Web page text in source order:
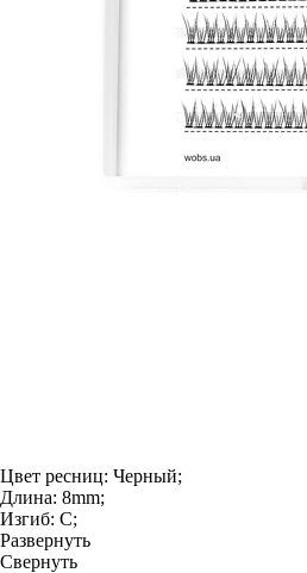
Цвет ресниц: Черный;
Длина: 8mm;
Изгиб: С;
Развернуть
Свернуть